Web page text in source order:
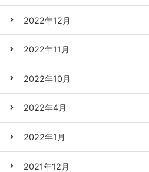
2022年12月
2022年11月
2022年10月
2022年4月
2022年1月
2021年12月